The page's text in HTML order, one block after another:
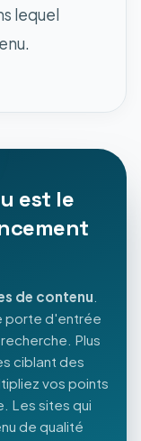
lequel
est le
de contenu
porte d'entrée
Plus
ciblant des
vos points
Les sites qui
de qualité